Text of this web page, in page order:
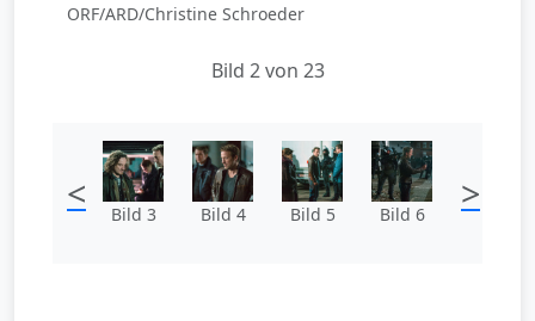
ORF/ARD/Christine Schroeder
Bild 2 von 23
< Bild 3 Bild 4 Bild 5 Bild 6 >